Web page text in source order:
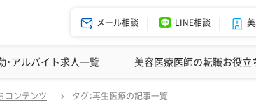
メール相談 LINE相談
ターコネクトの強み エージェント紹介
・アルバイト求人一覧 美容医療医師の転職お役立
師転職体験談 美容クリニックインタビュー
コンテンツ タグ：再生医療の記事一覧